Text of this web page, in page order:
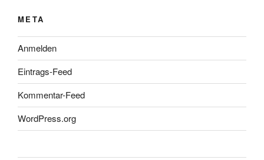
META
Anmelden
Eintrags-Feed
Kommentar-Feed
WordPress.org